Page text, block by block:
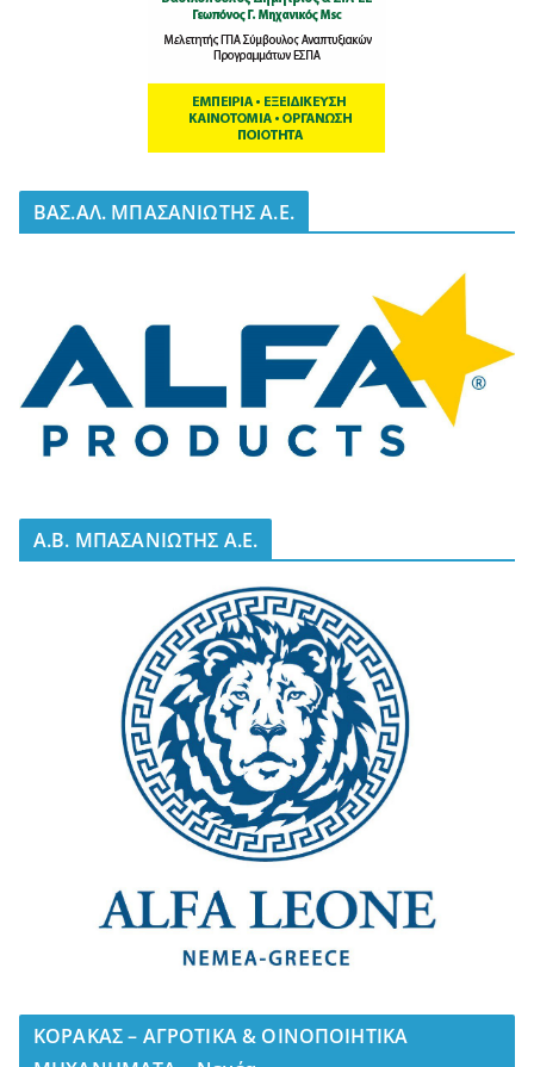
BΑΣ.ΑΛ. ΜΠΑΣΑΝΙΩΤΗΣ Α.Ε.
A.B. ΜΠΑΣΑΝΙΩΤΗΣ Α.Ε.
ΚΟΡΑΚΑΣ – ΑΓΡΟΤΙΚΑ & ΟΙΝΟΠΟΙΗΤΙΚΑ